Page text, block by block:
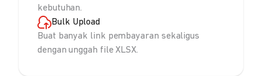
kebutuhan.
Bulk Upload
Buat banyak link pembayaran sekaligus
dengan unggah file XLSX.